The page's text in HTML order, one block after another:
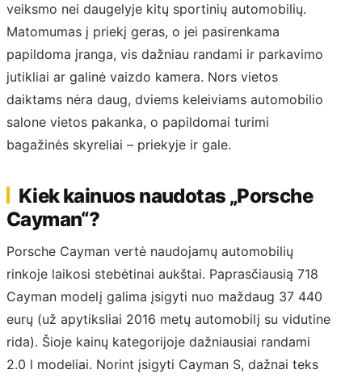
veiksmo nei daugelyje kitų sportinių automobilių.
Matomumas į priekį geras, o jei pasirenkama
papildoma įranga, vis dažniau randami ir parkavimo
jutikliai ar galinė vaizdo kamera. Nors vietos
daiktams nėra daug, dviems keleiviams automobilio
salone vietos pakanka, o papildomai turimi
bagažinės skyreliai – priekyje ir gale.
Kiek kainuos naudotas „Porsche
Cayman“?
Porsche Cayman vertė naudojamų automobilių
rinkoje laikosi stebėtinai aukštai. Paprasčiausią 718
Cayman modelį galima įsigyti nuo maždaug 37 440
eurų (už apytiksliai 2016 metų automobilį su vidutine
rida). Šioje kainų kategorijoje dažniausiai randami
2.0 l modeliai. Norint įsigyti Cayman S, dažnai teks